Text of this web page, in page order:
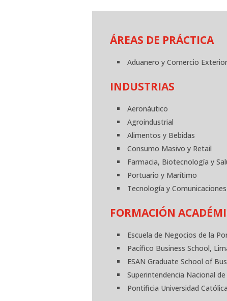
ÁREAS DE PRÁCTICA
Aduanero y Comercio Exterior
INDUSTRIAS
Aeronáutico
Agroindustrial
Alimentos y Bebidas
Consumo Masivo y Retail
Farmacia, Biotecnología y
Portuario y Marítimo
Tecnología y Comunicaciones
FORMACIÓN
Escuela de Negocios de la
Pacífico Business School,
ESAN Graduate School of
Superintendencia Nacional
Pontificia Universidad